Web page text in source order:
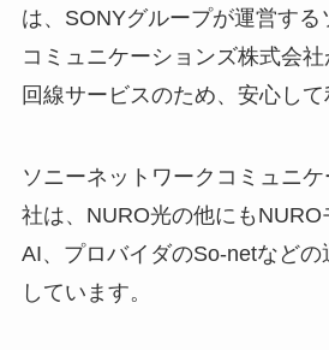
は、SONYグループが運営する
コミュニケーションズ株式会
回線サービスのため、安心して
ソニーネットワークコミュニ
社は、NURO光の他にもNURO
AI、プロバイダのSo-netなど
しています。